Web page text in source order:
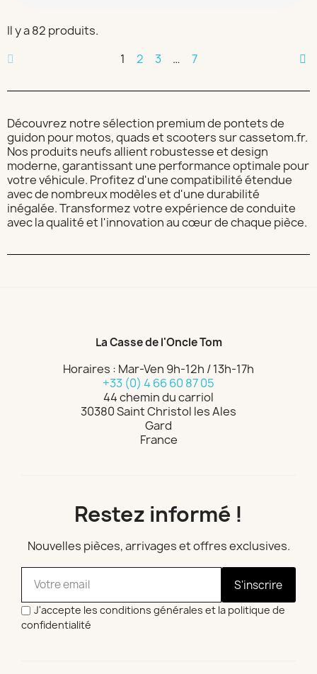
Il y a 82 produits.
1
2 3 … 7
Découvrez notre sélection premium de pontets de
guidon pour motos, quads et scooters sur cassetom.fr.
Nos produits neufs allient robustesse et design
moderne, garantissant une performance optimale pour
votre véhicule. Profitez d'une compatibilité étendue
avec de nombreux modèles et d'une durabilité
inégalée. Transformez votre expérience de conduite
avec la qualité et l'innovation au cœur de chaque pièce.
La Casse de l'Oncle Tom
Horaires : Mar-Ven 9h-12h / 13h-17h
+33 (0) 4 66 60 87 05
44 chemin du carriol
30380 Saint Christol les Ales
Gard
France
Restez informé !
Nouvelles pièces, arrivages et offres exclusives.
S'inscrire
J'accepte les conditions générales et la politique de
confidentialité